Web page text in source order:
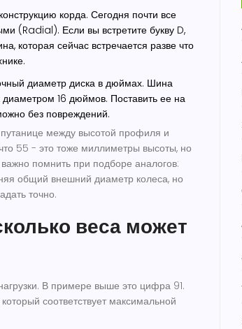
корда. Сегодня почти все
(Radial). Если вы встретите букву D,
которая сейчас встречается разве что
диаметр диска в дюймах. Шина
16 дюймов. Поставить ее на
без повреждений.
между высотой профиля и
55 - это тоже миллиметры высоты, но
помнить при подборе аналогов:
общий внешний диаметр колеса, но
точно.
веса может
В примере выше это цифра 91.
соответствует максимальной